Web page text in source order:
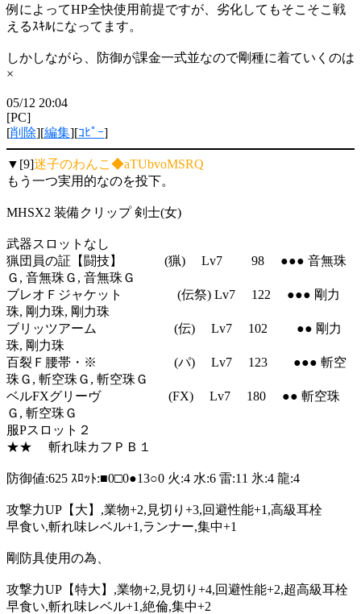
例によってHP全快使用前提ですが、劣化してもそこそこ戦
えるｽｷﾙになってます。
しかしながら、防御が課金一式並なので剛種に着ていくのは
×
05/12 20:04
[PC]
[削除][編集][ｺﾋﾟｰ]
▼[9]迷子のわんこ◆aTUbvoMSRQ
もう一つ実用的なのを投下。
MHSX2 装備クリップ 剣士(女)
武器スロットなし
猟団員の証【闘技】 (猟) Lv7 98 ●●● 音無珠
Ｇ, 音無珠Ｇ, 音無珠Ｇ
ブレオＦジャケット (伝祭) Lv7 122 ●●● 剛力
珠, 剛力珠, 剛力珠
ブリッツアーム (伝) Lv7 102 ●● 剛力
珠, 剛力珠
百裂Ｆ腰帯・※ (パ) Lv7 123 ●●● 斬空
珠Ｇ, 斬空珠Ｇ, 斬空珠Ｇ
ベルFXグリーヴ (FX) Lv7 180 ●● 斬空珠
Ｇ, 斬空珠Ｇ
服Pスロット２
★★ 斬れ味カフＰＢ１
防御値:625 ｽﾛｯﾄ:■0□0●13○0 火:4 水:6 雷:11 氷:4 龍:4
攻撃力UP【大】,業物+2,見切り+3,回避性能+1,高級耳栓
早食い,斬れ味レベル+1,ランナー,集中+1
剛防具使用の為、
攻撃力UP【特大】,業物+2,見切り+4,回避性能+2,超高級耳栓
早食い,斬れ味レベル+1,絶倫,集中+2